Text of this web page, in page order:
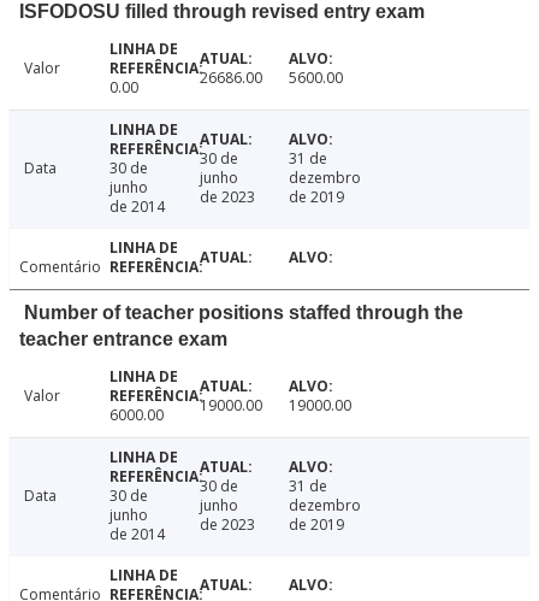
ISFODOSU filled through revised entry exam
Valor
0.00
26686.00 5600.00
Data
30 de
junho
de 2014
30 de
junho
de 2023
31 de
dezembro
de 2019
Comentário
Number of teacher positions staffed through the
teacher entrance exam
Valor
6000.00
19000.00 19000.00
Data
30 de
junho
de 2014
30 de
junho
de 2023
31 de
dezembro
de 2019
Comentário